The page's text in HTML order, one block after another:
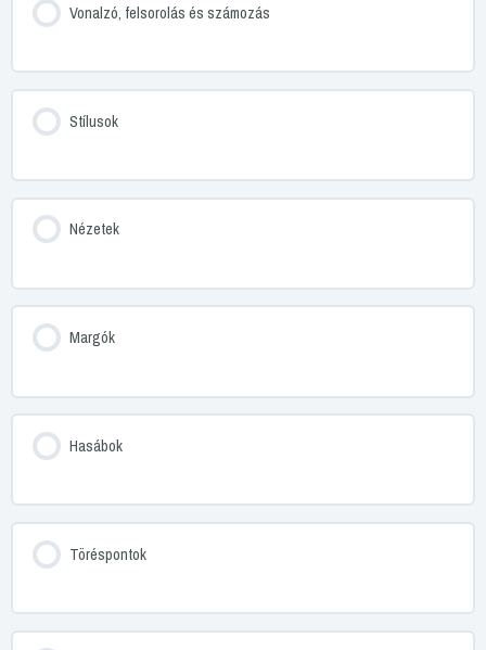
Vonalzó, felsorolás és számozás
Stílusok
Nézetek
Margók
Hasábok
Töréspontok